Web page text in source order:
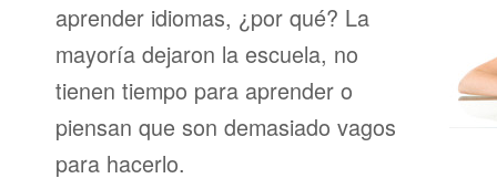
aprender idiomas, ¿por qué? La
mayoría dejaron la escuela, no
tienen tiempo para aprender o
piensan que son demasiado vagos
para hacerlo.